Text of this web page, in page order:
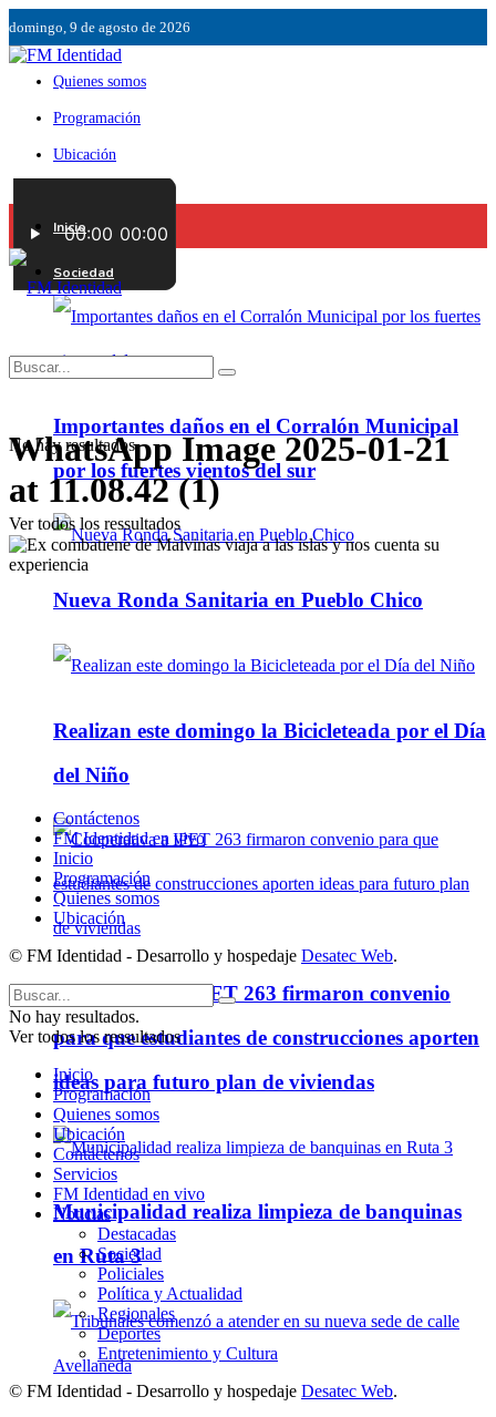
domingo, 9 de agosto de 2026
Quienes somos
Programación
Ubicación
Contáctenos
Inicio
Sociedad
Importantes daños en el Corralón Municipal
por los fuertes vientos del sur
Nueva Ronda Sanitaria en Pueblo Chico
Realizan este domingo la Bicicleteada por el Día
del Niño
Cooperativa a IPET 263 firmaron convenio
para que estudiantes de construcciones aporten
ideas para futuro plan de viviendas
Municipalidad realiza limpieza de banquinas
en Ruta 3
No hay resultados.
Ver todos los ressultados
WhatsApp Image 2025-01-21
at 11.08.42 (1)
Contáctenos
FM Identidad en vivo
Inicio
Programación
Quienes somos
Ubicación
© FM Identidad - Desarrollo y hospedaje Desatec Web.
No hay resultados.
Ver todos los ressultados
Inicio
Programación
Quienes somos
Ubicación
Contáctenos
Servicios
FM Identidad en vivo
Noticias
Destacadas
Sociedad
Policiales
Política y Actualidad
Regionales
Deportes
Entretenimiento y Cultura
© FM Identidad - Desarrollo y hospedaje Desatec Web.